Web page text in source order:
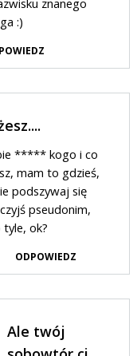
znanego
:)
***** kogo i co
mam to gdzieś,
podszywaj się
pseudonim,
ok?
ODPOWIEDZ
Ale twój